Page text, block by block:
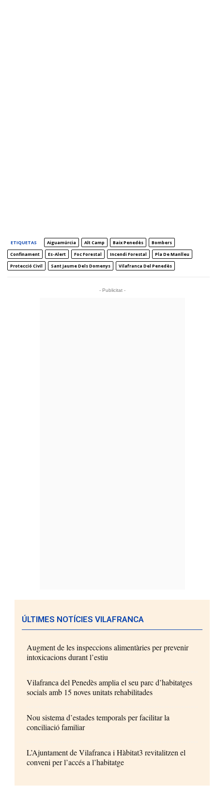
ETIQUETAS Aiguamúrcia Alt Camp Baix Penedès
Bombers
Confinament
Es-Alert Foc Forestal Incendi Forestal
Pla De Manlleu
Protecció Civil
Sant Jaume Dels Domenys Vilafranca Del Penedès
- Publicitat -
ÚLTIMES NOTÍCIES VILAFRANCA
Augment de les inspeccions alimentàries per prevenir
intoxicacions durant l’estiu
Vilafranca del Penedès amplia el seu parc d’habitatges
socials amb 15 noves unitats rehabilitades
Nou sistema d’estades temporals per facilitar la
conciliació familiar
L’Ajuntament de Vilafranca i Hàbitat3 revitalitzen el
conveni per l’accés a l’habitatge